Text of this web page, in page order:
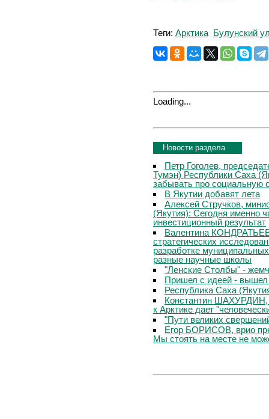
Теги: Арктика Булунский
Loading...
Новости раздела
Петр Гоголев,
Тумэн) Республики Саха
забывать про социальную
В Якутии добавят лета
Алексей Стручков,
(Якутия): Сегодня именно
инвестиционный результат
Валентина
стратегических
разработке
разные научные школы
"Ленские Столбы" -
Пришел с идеей - вышел
Республика Саха
Константин ШАХУРДИН,
к Арктике дает
"Пути великих
Егор БОРИСОВ, врио
Мы стоять на месте не